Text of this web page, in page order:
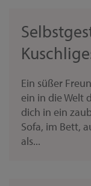
Ein süßer
ein in die Welt
dich in ein
Sofa, im Bett,
als...